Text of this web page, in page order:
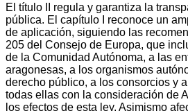
El título II regula y garantiza la
pública. El capítulo I reconoce un
de aplicación, siguiendo las
205 del Consejo de Europa, que
de la Comunidad Autónoma, a las
aragonesas, a los organismos
derecho público, a los consorcios y
todas ellas con la consideración de
los efectos de esta ley. Asimismo